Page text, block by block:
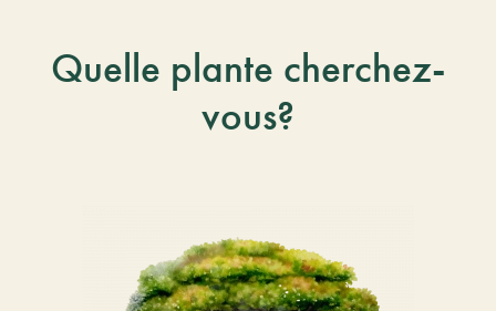
Quelle plante cherchez-
vous?